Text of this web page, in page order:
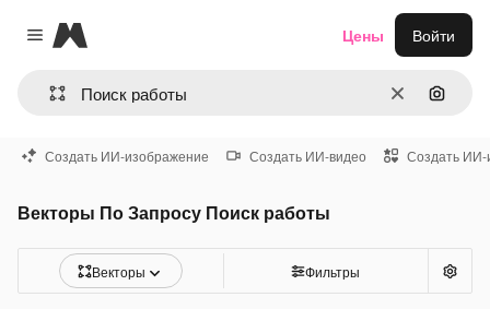
Close menu
Magnific
ОчиститьПоиск
Цены Войти
Создать ИИ-изображение Создать ИИ-видео Создать ИИ-
Векторы По Запросу Поиск работы
Векторы Фильтры